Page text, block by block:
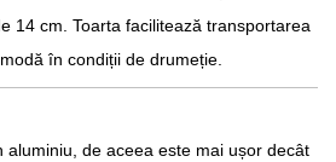
14 cm. Toarta facilitează transportarea
în condiții de drumeție.
aluminiu, de aceea este mai ușor decât